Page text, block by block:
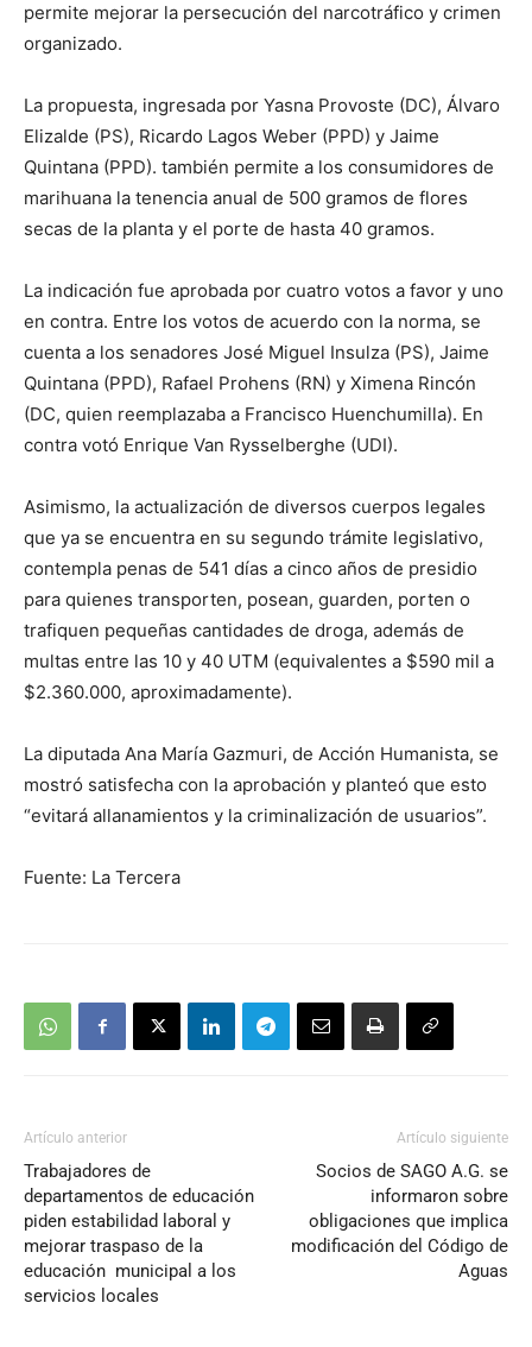
permite mejorar la persecución del narcotráfico y crimen
organizado.
La propuesta, ingresada por Yasna Provoste (DC), Álvaro
Elizalde (PS), Ricardo Lagos Weber (PPD) y Jaime
Quintana (PPD). también permite a los consumidores de
marihuana la tenencia anual de 500 gramos de flores
secas de la planta y el porte de hasta 40 gramos.
La indicación fue aprobada por cuatro votos a favor y uno
en contra. Entre los votos de acuerdo con la norma, se
cuenta a los senadores José Miguel Insulza (PS), Jaime
Quintana (PPD), Rafael Prohens (RN) y Ximena Rincón
(DC, quien reemplazaba a Francisco Huenchumilla). En
contra votó Enrique Van Rysselberghe (UDI).
Asimismo, la actualización de diversos cuerpos legales
que ya se encuentra en su segundo trámite legislativo,
contempla penas de 541 días a cinco años de presidio
para quienes transporten, posean, guarden, porten o
trafiquen pequeñas cantidades de droga, además de
multas entre las 10 y 40 UTM (equivalentes a $590 mil a
$2.360.000, aproximadamente).
La diputada Ana María Gazmuri, de Acción Humanista, se
mostró satisfecha con la aprobación y planteó que esto
“evitará allanamientos y la criminalización de usuarios”.
Fuente: La Tercera
Artículo anterior
Trabajadores de
departamentos de educación
piden estabilidad laboral y
mejorar traspaso de la
educación municipal a los
servicios locales
Artículo siguiente
Socios de SAGO A.G. se
informaron sobre
obligaciones que implica
modificación del Código de
Aguas